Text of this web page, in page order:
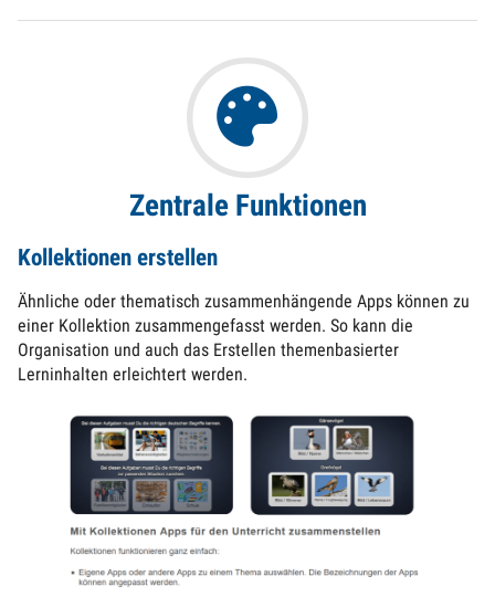
Zentrale Funktionen
Kollektionen erstellen
Ähnliche oder thematisch zusammenhängende Apps können zu
einer Kollektion zusammengefasst werden. So kann die
Organisation und auch das Erstellen themenbasierter
Lerninhalten erleichtert werden.